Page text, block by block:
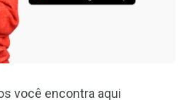
você encontra aqui